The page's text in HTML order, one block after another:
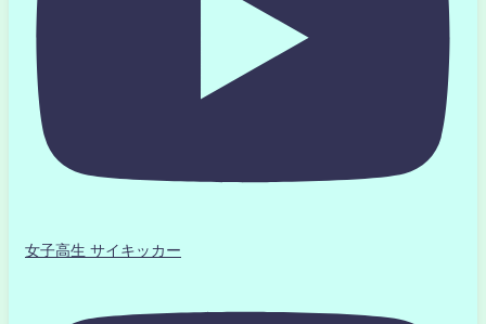
女子高生 サイキッカー